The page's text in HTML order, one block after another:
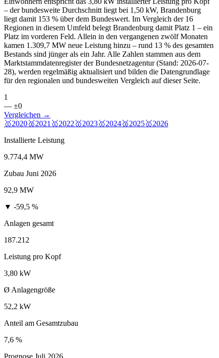
– der bundesweite Durchschnitt liegt bei 1,50 kW, Brandenburg
liegt damit 153 % über dem Bundeswert. Im Vergleich der 16
Regionen in diesem Umfeld belegt Brandenburg damit Platz 1 – ein
Platz im vorderen Feld. Allein in den vergangenen zwölf Monaten
kamen 1.309,7 MW neue Leistung hinzu – rund 13 % des gesamten
Bestands sind jünger als ein Jahr. Alle Zahlen stammen aus dem
Marktstammdatenregister der Bundesnetzagentur (Stand: 2026-07-
28), werden regelmäßig aktualisiert und bilden die Datengrundlage
für den regionalen und bundesweiten Vergleich auf dieser Seite.
1
— ±0
Vergleichen →
🥇2020🥈2021 🥇2022 🥇2023🥇2024🥈2025🥇2026
Installierte Leistung
9.774,4 MW
Zubau Juni 2026
92,9 MW
▼ -59,5 %
Anlagen gesamt
187.212
Leistung pro Kopf
3,80 kW
Ø Anlagengröße
52,2 kW
Anteil am Gesamtzubau
7,6 %
Prognose Juli 2026